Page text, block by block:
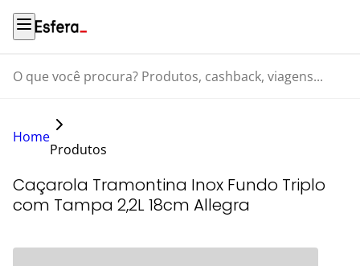
O que você procura? Produtos, cashback, viagens...
Home
Produtos
Caçarola Tramontina Inox Fundo Triplo
com Tampa 2,2L 18cm Allegra